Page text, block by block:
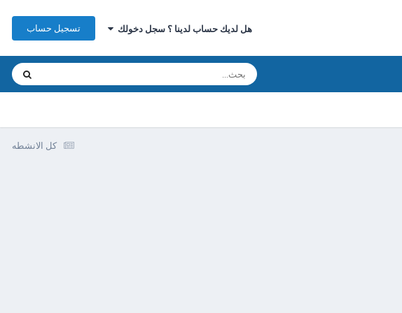
هل لديك حساب لدينا ؟ سجل دخولك تسجيل حساب
كل الانشطه